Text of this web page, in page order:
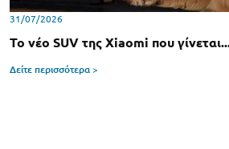
31/07/2026
Το νέο SUV της Xiaomi που
Δείτε περισσότερα >